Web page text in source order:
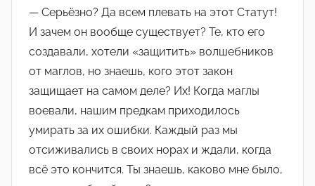
— Серьёзно? Да всем плевать на этот Статут!
И зачем он вообще существует? Те, кто его
создавали, хотели «защитить» волшебников
от маглов, но знаешь, кого этот закон
защищает на самом деле? Их! Когда маглы
воевали, нашим предкам приходилось
умирать за их ошибки. Каждый раз мы
отсиживались в своих норах и ждали, когда
всё это кончится. Ты знаешь, каково мне было,